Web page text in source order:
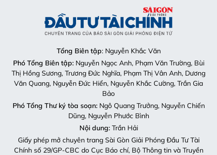
Tổng Biên tập: Nguyễn Khắc Văn
Phó Tổng Biên tập:Nguyễn Ngọc Anh, Phạm Văn Trường, Bùi
Thị Hồng Sương, Trương Đức Nghĩa, Phạm Thị Vân Anh, Dương
Văn Quang, Nguyễn Đức Hiển, Nguyễn Khắc Cường, Trần Gia
Bảo
Phó Tổng Thư ký tòa soạn:Ngô Quang Trưởng, Nguyễn Chiến
Dũng, Nguyễn Phước Bình
Nội dung:Trần Hải
Giấy phép mở chuyên trang Sài Gòn Giải Phóng Đầu Tư Tài
Chính số 29/GP-CBC do Cục Báo chí, Bộ Thông tin và Truyền